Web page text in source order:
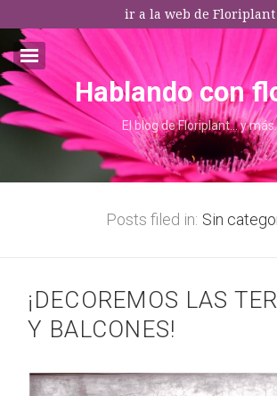
ir a la web de Floriplant
I agree terms and conditions.*
Email:*
* This field is required
Hablando con
El blog de Floriplant… y más.
Posts filed in: Sin
¡DECOREMOS LAS
Y BALCONES!